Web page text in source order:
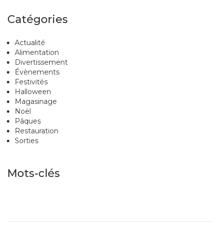
Catégories
Actualité
Alimentation
Divertissement
Évènements
Festivités
Halloween
Magasinage
Noël
Pâques
Restauration
Sorties
Mots-clés